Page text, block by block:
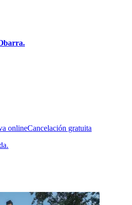
onlineCancelación gratuita